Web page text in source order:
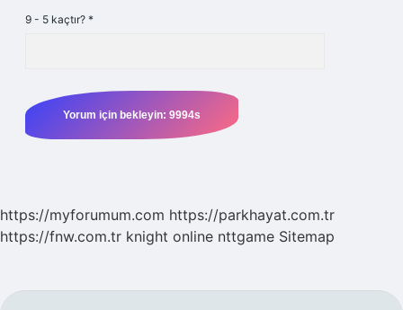
9 - 5 kaçtır? *
https://myforumum.com https://parkhayat.com.tr
https://fnw.com.tr knight online nttgame Sitemap